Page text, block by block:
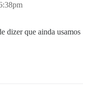
dizer que ainda usamos